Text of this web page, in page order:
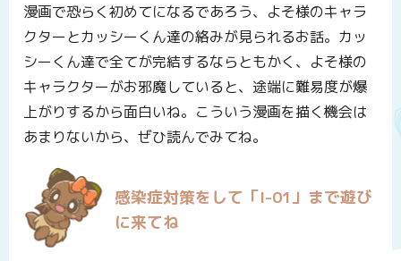
漫画で恐らく初めてになるであろう、よそ様のキャラ
クターとカッシーくん達の絡みが見られるお話。カッ
シーくん達で全てが完結するならともかく、よそ様の
キャラクターがお邪魔していると、途端に難易度が爆
上がりするから面白いね。こういう漫画を描く機会は
あまりないから、ぜひ読んでみてね。
感染症対策をして「I-01」まで遊び
に来てね